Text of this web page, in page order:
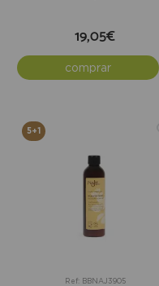
19,05€
comprar
5+1
Ref: BBNAJ3905